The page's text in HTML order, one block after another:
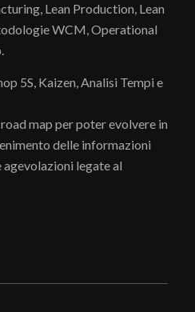
Lean Production, Lean
WCM, Operational
5S, Kaizen, Analisi Tempi e
map per poter evolvere in
delle informazioni
agevolazioni legate al